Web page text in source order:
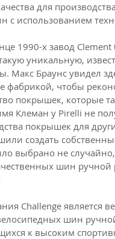
для
с использованием
1990-х завод
​​уникальную,
Макс Браунс увидел
фабрикой, чтобы
покрышек, которые
Клеман у Pirelli не
покрышек для
создать
выбрано не
шин
Challenge является
шин
к высоким